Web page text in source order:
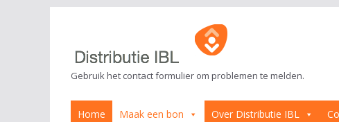
inhoudGebruik het contact formulier om problemen te melden.
Home Maak een bon Over Distributie IBL